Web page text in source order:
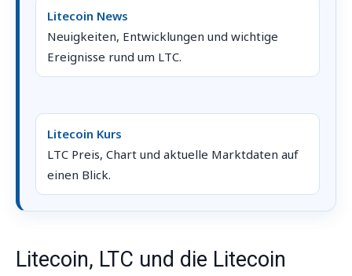
Litecoin News
Neuigkeiten, Entwicklungen und wichtige
Ereignisse rund um LTC.
Litecoin Kurs
LTC Preis, Chart und aktuelle Marktdaten auf
einen Blick.
Litecoin, LTC und die Litecoin